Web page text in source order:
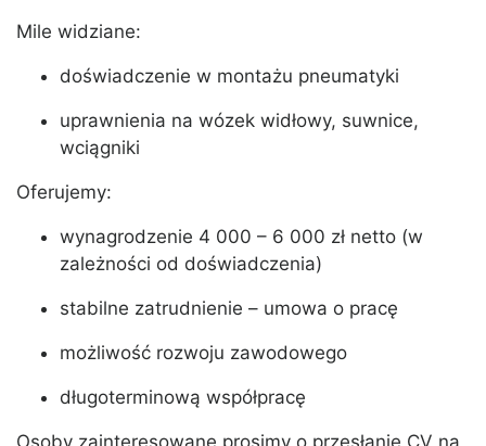
Mile widziane:
doświadczenie w montażu pneumatyki
uprawnienia na wózek widłowy, suwnice,
wciągniki
Oferujemy:
wynagrodzenie 4 000 – 6 000 zł netto (w
zależności od doświadczenia)
stabilne zatrudnienie – umowa o pracę
możliwość rozwoju zawodowego
długoterminową współpracę